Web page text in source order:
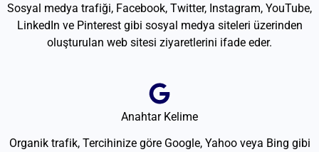
Sosyal medya trafiği, Facebook, Twitter, Instagram, YouTube,
LinkedIn ve Pinterest gibi sosyal medya siteleri üzerinden
oluşturulan web sitesi ziyaretlerini ifade eder.
Anahtar Kelime
Organik trafik, Tercihinize göre Google, Yahoo veya Bing gibi